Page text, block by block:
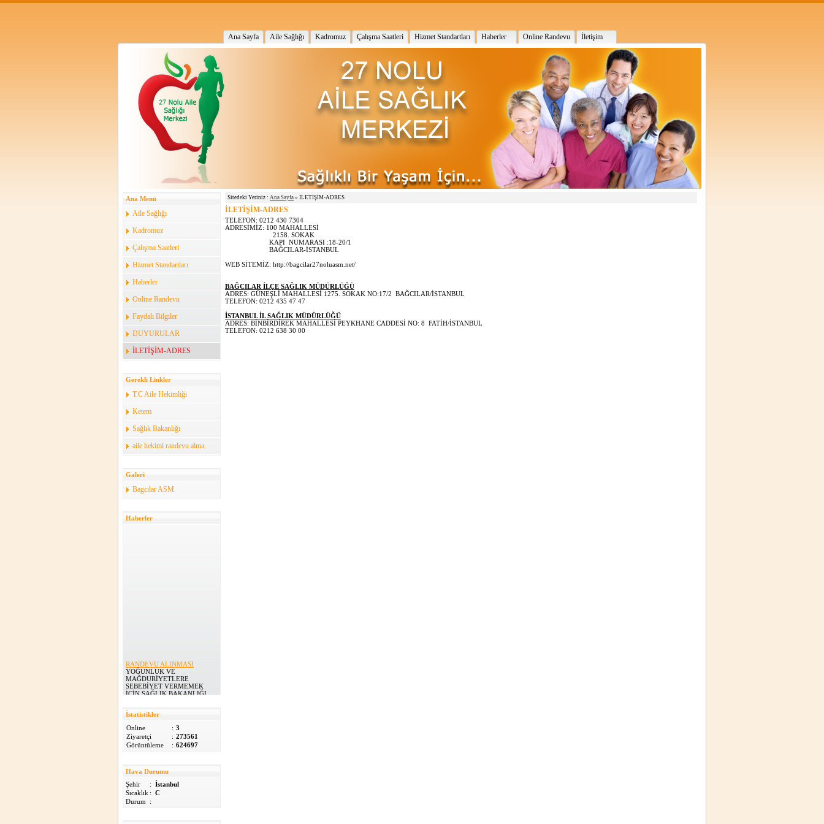
Ana Sayfa Aile Sağlığı Kadromuz Çalışma Saatleri Hizmet Standartları Haberler Online Randevu İletişim
Ana Menü
Aile Sağlığı
Kadromuz
Çalışma Saatleri
Hizmet Standartları
Haberler
Online Randevu
Faydalı Bilgiler
DUYURULAR
İLETİŞİM-ADRES
Gerekli Linkler
T.C Aile Hekimliği
Ketem
Sağlık Bakanlığı
aile hekimi randevu alma
Galeri
Bagcılar ASM
Haberler
RANDEVU ALINMASI
YOĞUNLUK VE
MAĞDURİYETLERE
SEBEBİYET VERMEMEK
İÇİN SAĞLIK BAKANLIĞI
13.02.2015
ADRES DEĞİŞİKLİĞİ
AİLE SAĞLIĞI
MERKEZİMİZ YENİ
02.02.2015
Yeni Web Sitemiz
Yeni Web Sitemiz...
İstatistikler
Online
: 3
Ziyaretçi
: 273561
Görüntüleme
: 624697
Hava Durumu
Şehir
: İstanbul
Sıcaklık : C
Durum
:
Sitedeki Yeriniz : Ana Sayfa » İLETİŞİM-ADRES
İLETİŞİM-ADRES
TELEFON: 0212 430 7304
ADRESİMİZ: 100 MAHALLESİ
2158. SOKAK
KAPI NUMARASI :18-20/1
BAĞCILAR-İSTANBUL
WEB SİTEMİZ: http://bagcilar27noluasm.net/
BAĞCILAR İLÇE SAĞLIK MÜDÜRLÜĞÜ
ADRES: GÜNEŞLİ MAHALLESİ 1275. SOKAK NO:17/2 BAĞCILAR/İSTANBUL
TELEFON: 0212 435 47 47
İSTANBUL İL SAĞLIK MÜDÜRLÜĞÜ
ADRES: BİNBİRDİREK MAHALLESİ PEYKHANE CADDESİ NO: 8 FATİH/İSTANBUL
TELEFON: 0212 638 30 00